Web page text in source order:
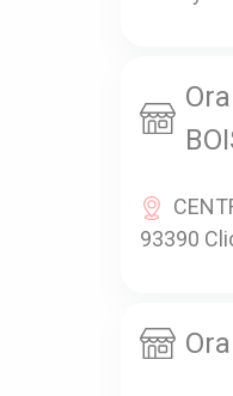
93390